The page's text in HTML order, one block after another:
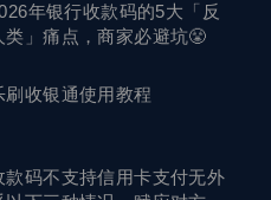
年银行收款码的5大「反
类」痛点，商家必避坑😤
刷收银通使用教程
款码不支持信用卡支付无外